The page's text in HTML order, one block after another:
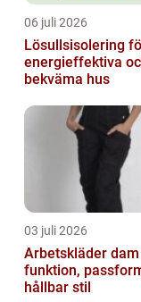
06 juli 2026
Lösullsisolering
energieffektiva
bekväma hus
03 juli 2026
Arbetskläder dam
funktion,
hållbar stil